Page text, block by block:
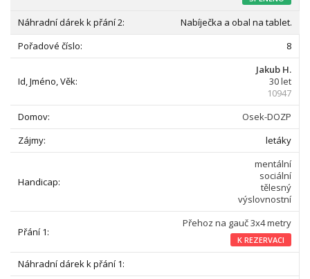
Nabíječka a obal na tablet.
8
Jakub H.
30 let
10947
Osek-DOZP
letáky
mentální
sociální
tělesný
výslovnostní
Přehoz na gauč 3x4 metry
K REZERVACI